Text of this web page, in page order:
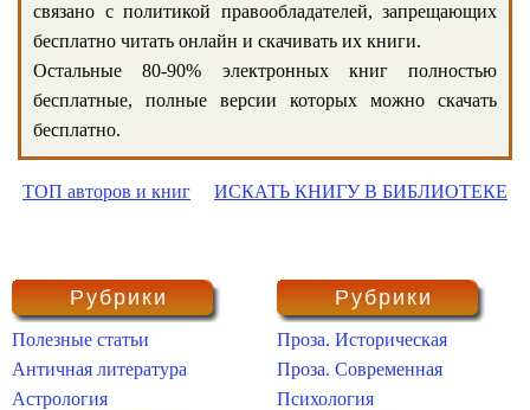
связано с политикой правообладателей, запрещающих
бесплатно читать онлайн и скачивать их книги.
Остальные 80-90% электронных книг полностью
бесплатные, полные версии которых можно скачать
бесплатно.
ТОП авторов и книг ИСКАТЬ КНИГУ В БИБЛИОТЕКЕ
Рубрики
Полезные статьи
Античная литература
Астрология
Рубрики
Проза. Историческая
Проза. Современная
Психология